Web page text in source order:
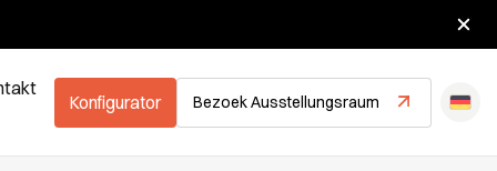
Konfigurator Bezoek Ausstellungsraum